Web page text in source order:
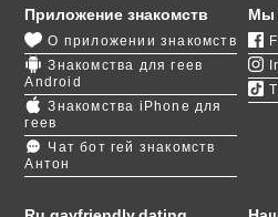
по Крещатику, насладиться
Днепра, посетить Никольский
красивые места.
Где же познакомиться с
обеспеченными гей
GayFriendly. Послебыстрой
сможете начать искать
достойного.
Приложение знакомств
О приложении знакомств
Знакомства для геев
Android
Знакомства iPhone для
геев
Чат бот гей знакомств
Антон
Мы